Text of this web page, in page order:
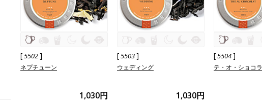
[5502]
ネプチューン
1,030円
[5503]
ウェディング
1,030円
[5504]
テ・オ・ショコラ